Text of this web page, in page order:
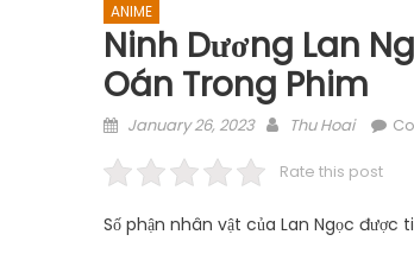
ANIME
Ninh Dương Lan
Oán Trong Phim
Posted
January 26, 2023 Author
Thu Hoai
Rate this post
Số phận nhân vật của Lan Ngọc được